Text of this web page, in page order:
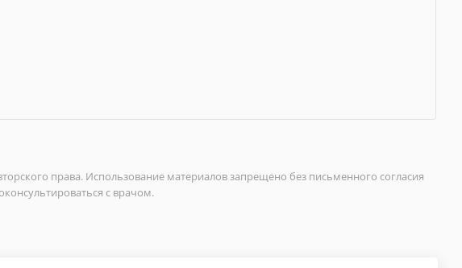
права. Использование материалов запрещено без письменного согласия
с врачом.